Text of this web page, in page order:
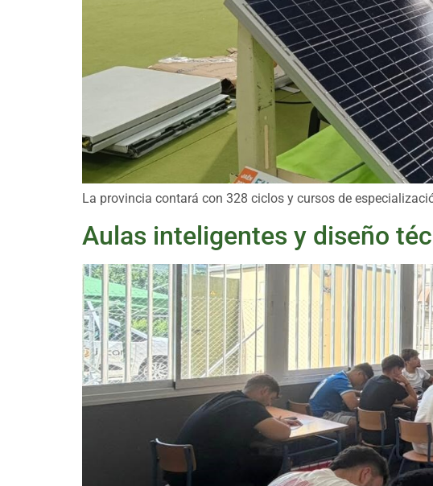
La provincia contará con 328 ciclos y cursos de
Aulas inteligentes y diseño